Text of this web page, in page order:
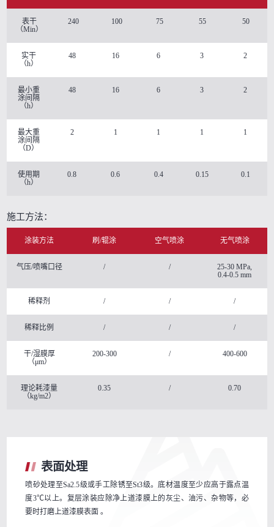
表干
（Min）
240 100 75 55 50
实干
（h）
48 16 6 3 2
最小重
涂间隔
（h）
48 16 6 3 2
最大重
涂间隔
（D）
2 1 1 1 1
使用期
（h）
0.8 0.6 0.4 0.15 0.1
施工方法：
涂装方法 刷/辊涂 空气喷涂 无气喷涂
气压/喷嘴口径 / /
25-30 MPa,
0.4-0.5 mm
稀释剂 / / /
稀释比例 / / /
干/湿膜厚
（μm）
200-300 / 400-600
理论耗漆量
（kg/m2）
0.35 / 0.70
表面处理
喷砂处理至Sa2.5级或手工除锈至St3级。底材温度至少应高于露点温
度3℃以上。复层涂装应除净上道漆膜上的灰尘、油污、杂物等，必
要时打磨上道漆膜表面 。